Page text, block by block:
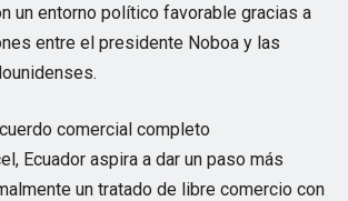
un entorno político favorable gracias a
entre el presidente Noboa y las
comercial completo
Ecuador aspira a dar un paso más
un tratado de libre comercio con